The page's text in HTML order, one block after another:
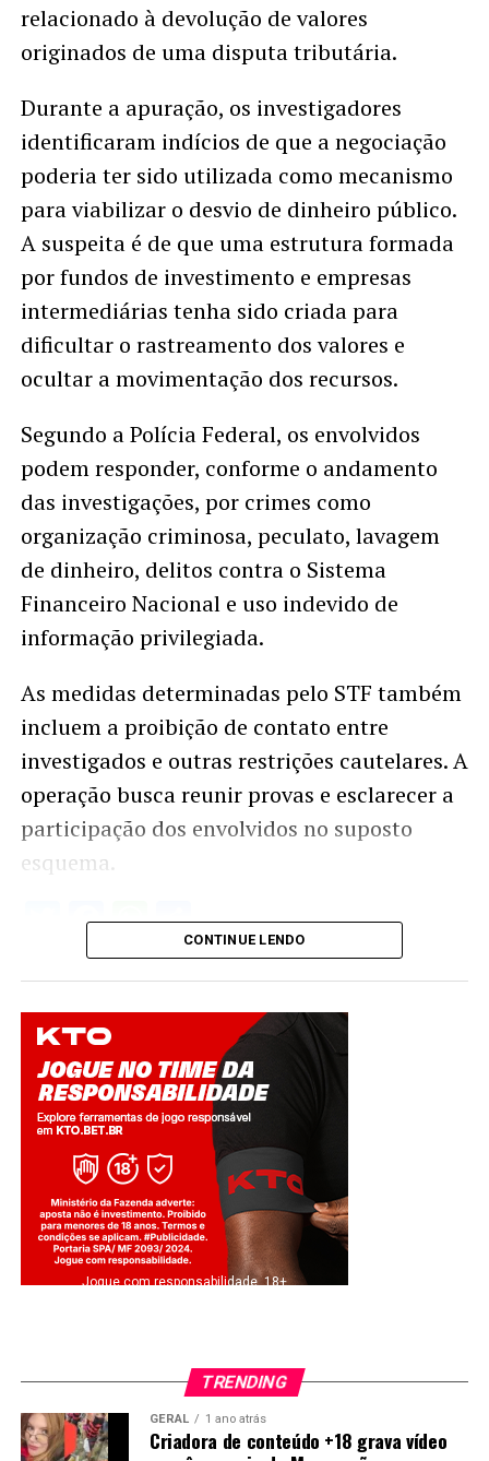
relacionado à devolução de valores
originados de uma disputa tributária.
Durante a apuração, os investigadores
identificaram indícios de que a negociação
poderia ter sido utilizada como mecanismo
para viabilizar o desvio de dinheiro público.
A suspeita é de que uma estrutura formada
por fundos de investimento e empresas
intermediárias tenha sido criada para
dificultar o rastreamento dos valores e
ocultar a movimentação dos recursos.
Segundo a Polícia Federal, os envolvidos
podem responder, conforme o andamento
das investigações, por crimes como
organização criminosa, peculato, lavagem
de dinheiro, delitos contra o Sistema
Financeiro Nacional e uso indevido de
informação privilegiada.
As medidas determinadas pelo STF também
incluem a proibição de contato entre
investigados e outras restrições cautelares. A
operação busca reunir provas e esclarecer a
participação dos envolvidos no suposto
esquema.
Twitter
Facebook
WhatsApp
Share
CONTINUE LENDO
Jogue com responsabilidade. 18+
TRENDING
GERAL 1 ano atrás
Criadora de conteúdo +18 grava vídeo